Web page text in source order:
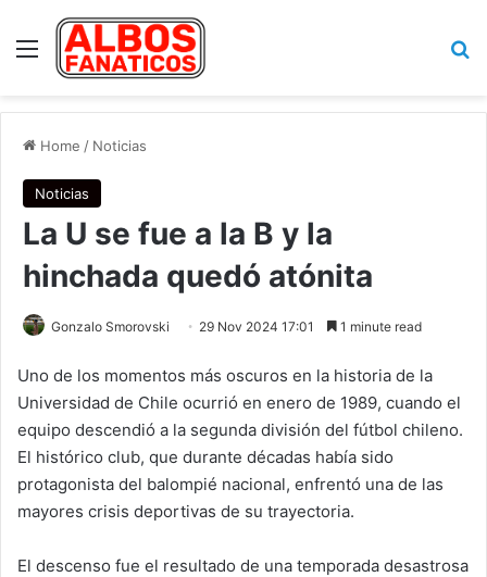
Menu
Home / Noticias
Noticias
La U se fue a la B y la
hinchada quedó atónita
Gonzalo Smorovski 29 Nov 2024 17:01 1 minute read
Uno de los momentos más oscuros en la historia de la
Universidad de Chile ocurrió en enero de 1989, cuando el
equipo descendió a la segunda división del fútbol chileno.
El histórico club, que durante décadas había sido
protagonista del balompié nacional, enfrentó una de las
mayores crisis deportivas de su trayectoria.
El descenso fue el resultado de una temporada desastrosa